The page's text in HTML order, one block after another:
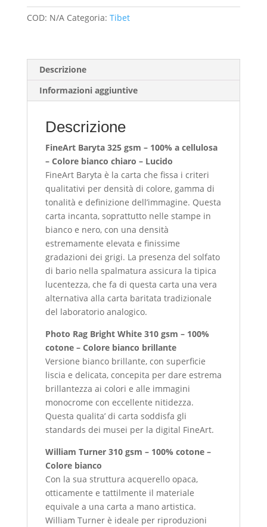
COD: N/A Categoria: Tibet
Descrizione
Informazioni aggiuntive
Descrizione
FineArt Baryta 325 gsm – 100% a cellulosa
– Colore bianco chiaro – Lucido
FineArt Baryta è la carta che fissa i criteri
qualitativi per densità di colore, gamma di
tonalità e definizione dell’immagine. Questa
carta incanta, soprattutto nelle stampe in
bianco e nero, con una densità
estremamente elevata e finissime
gradazioni dei grigi. La presenza del solfato
di bario nella spalmatura assicura la tipica
lucentezza, che fa di questa carta una vera
alternativa alla carta baritata tradizionale
del laboratorio analogico.
Photo Rag Bright White 310 gsm – 100%
cotone – Colore bianco brillante
Versione bianco brillante, con superficie
liscia e delicata, concepita per dare estrema
brillantezza ai colori e alle immagini
monocrome con eccellente nitidezza.
Questa qualita’ di carta soddisfa gli
standards dei musei per la digital FineArt.
William Turner 310 gsm – 100% cotone –
Colore bianco
Con la sua struttura acquerello opaca,
otticamente e tattilmente il materiale
equivale a una carta a mano artistica.
William Turner è ideale per riproduzioni